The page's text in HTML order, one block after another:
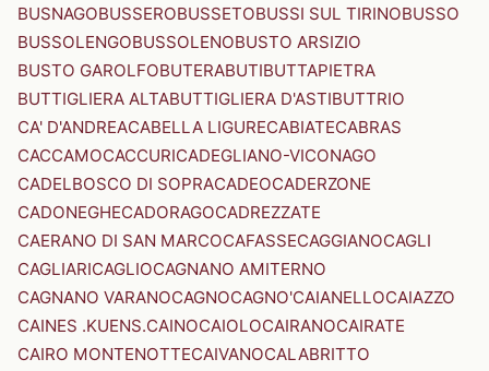
BUSNAGOBUSSEROBUSSETOBUSSI SUL TIRINOBUSSO
BUSSOLENGOBUSSOLENOBUSTO ARSIZIO
BUSTO GAROLFOBUTERABUTIBUTTAPIETRA
BUTTIGLIERA ALTABUTTIGLIERA D'ASTIBUTTRIO
CA' D'ANDREACABELLA LIGURECABIATECABRAS
CACCAMOCACCURICADEGLIANO-VICONAGO
CADELBOSCO DI SOPRACADEOCADERZONE
CADONEGHECADORAGOCADREZZATE
CAERANO DI SAN MARCOCAFASSECAGGIANOCAGLI
CAGLIARICAGLIOCAGNANO AMITERNO
CAGNANO VARANOCAGNOCAGNO'CAIANELLOCAIAZZO
CAINES .KUENS.CAINOCAIOLOCAIRANOCAIRATE
CAIRO MONTENOTTECAIVANOCALABRITTO